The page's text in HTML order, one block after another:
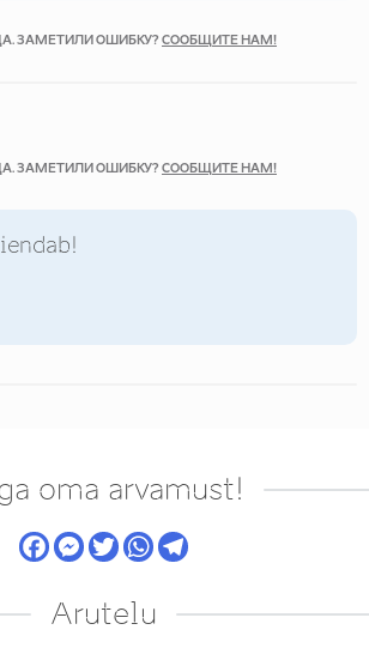
ЗАМЕТИЛИ ОШИБКУ? СООБЩИТЕ НАМ!
ЗАМЕТИЛИ ОШИБКУ? СООБЩИТЕ НАМ!
oma arvamust!
Arutelu